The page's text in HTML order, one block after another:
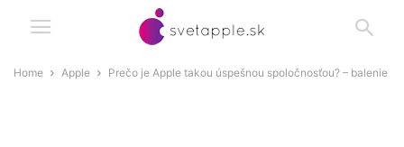
Home Apple Prečo je Apple takou úspešnou spoločnosťou? – balenie